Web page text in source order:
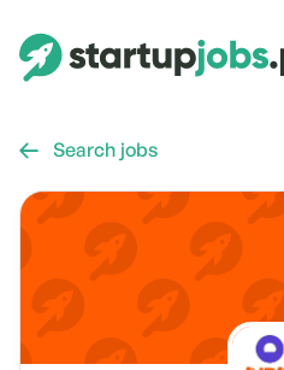
 Search jobs